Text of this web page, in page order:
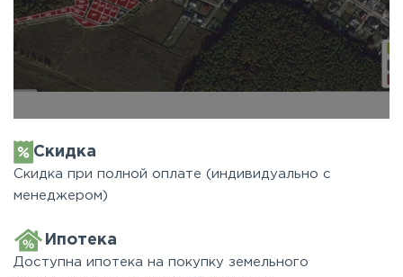
Скидка
Скидка при полной оплате (индивидуально с
менеджером)
Ипотека
Доступна ипотека на покупку земельного